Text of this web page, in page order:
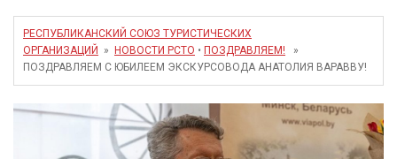
РЕСПУБЛИКАНСКИЙ СОЮЗ ТУРИСТИЧЕСКИХ
ОРГАНИЗАЦИЙ
» НОВОСТИ РСТО • ПОЗДРАВЛЯЕМ! »
ПОЗДРАВЛЯЕМ С ЮБИЛЕЕМ ЭКСКУРСОВОДА АНАТОЛИЯ ВАРАВВУ!